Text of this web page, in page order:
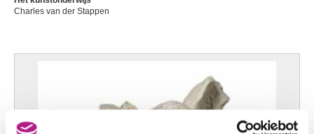
Charles van der Stappen